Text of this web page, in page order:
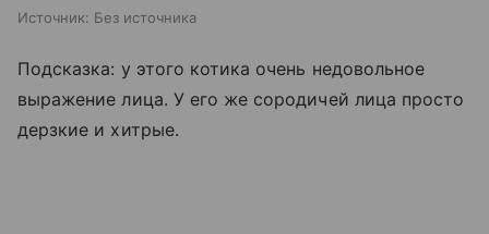
Источник: Без источника
Подсказка: у этого котика очень недовольное
выражение лица. У его же сородичей лица просто
дерзкие и хитрые.